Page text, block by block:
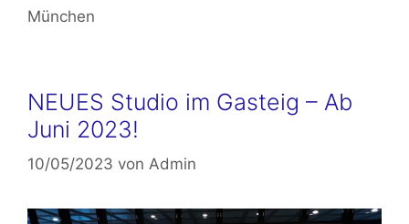
München
NEUES Studio im Gasteig – Ab
Juni 2023!
10/05/2023 von Admin